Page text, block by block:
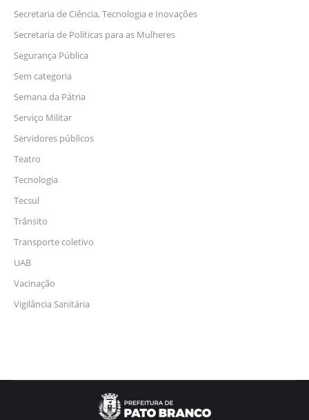
Secretaria de Ciência, Tecnologia e Inovações
Secretaria de Políticas para as Mulheres
Segurança Pública
Sem categoria
Semana da Pátria
Serviço Militar
Servidores públicos
Teatro
Tecnologia
Tecsul
Trânsito
Transporte coletivo
UAB
Vacinação
Vigilância Sanitária